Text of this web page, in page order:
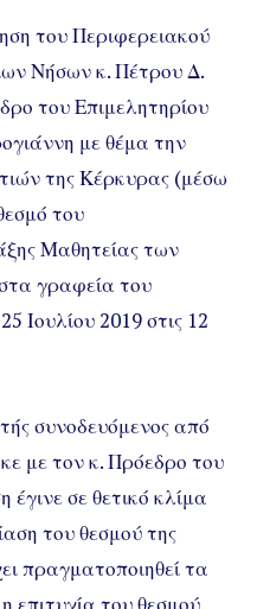
του Περιφερειακού
Νήσων κ. Πέτρου Δ.
του Επιμελητηρίου
με θέμα την
της Κέρκυρας (μέσω
του
Μαθητείας των
γραφεία του
Ιουλίου 2019 στις 12
συνοδευόμενος από
με τον κ. Πρόεδρο του
σε θετικό κλίμα
του θεσμού της
πραγματοποιηθεί τα
επιτυχία του θεσμού